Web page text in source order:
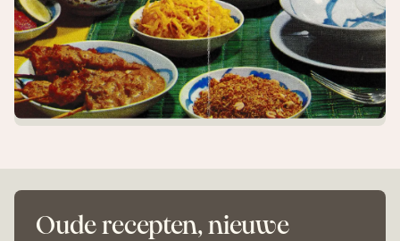
Oude recepten, nieuwe